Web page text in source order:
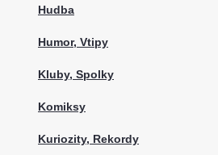
Hudba
Humor, Vtipy
Kluby, Spolky
Komiksy
Kuriozity, Rekordy